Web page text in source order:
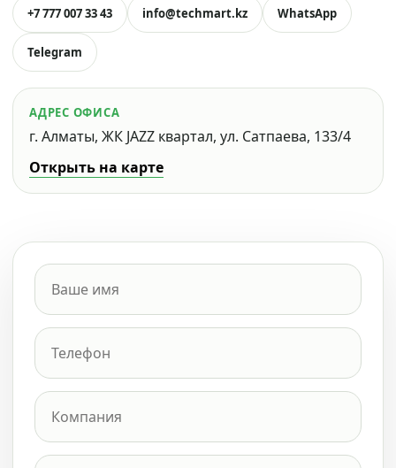
+7 777 007 33 43 info@techmart.kz WhatsApp
Telegram
АДРЕС ОФИСА
г. Алматы, ЖК JAZZ квартал, ул. Сатпаева, 133/4
Открыть на карте